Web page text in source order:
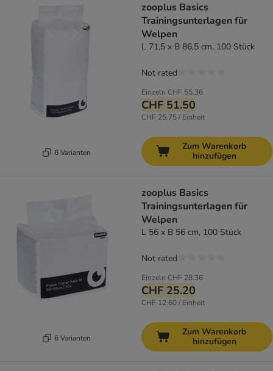
6 Varianten
zooplus Basics
Trainingsunterlagen für
Welpen
L 71,5 x B 86,5 cm, 100 Stück
Einzeln CHF 55.36
CHF 51.50
CHF 25.75 / Einheit
Not rated
Zum Warenkorb
hinzufügen
6 Varianten
zooplus Basics
Trainingsunterlagen für
Welpen
L 56 x B 56 cm, 100 Stück
Einzeln CHF 28.36
CHF 25.20
CHF 12.60 / Einheit
Not rated
Zum Warenkorb
hinzufügen